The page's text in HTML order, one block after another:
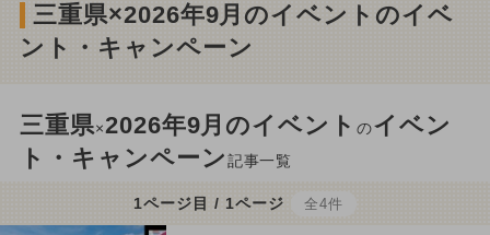
三重県×2026年9月のイベントのイベ
ント・キャンペーン
三重県×2026年9月のイベントのイベン
ト・キャンペーン記事一覧
1ページ目 / 1ページ 全4件